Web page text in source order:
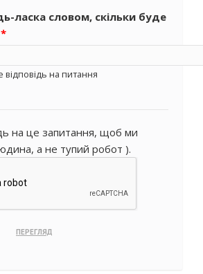
ласка словом, скільки буде
*
відповідь на питання
на це запитання, щоб ми
а не тупий робот ).